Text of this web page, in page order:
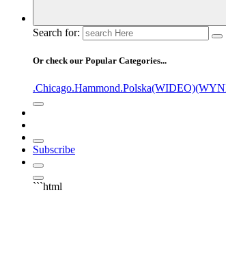
Search for:
Or check our Popular Categories...
.Chicago.Hammond.Polska(WIDEO)
Subscribe
```html